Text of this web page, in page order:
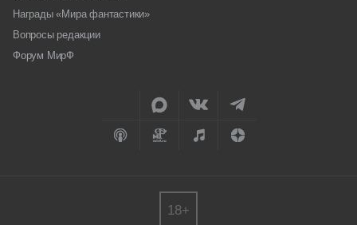
Награды «Мира фантастики»
Вопросы редакции
Форум МирФ
18+